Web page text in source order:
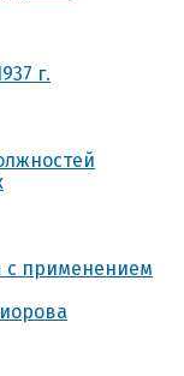
г.
с применением